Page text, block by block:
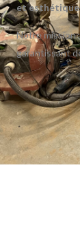
et
Notre mission
garantissant